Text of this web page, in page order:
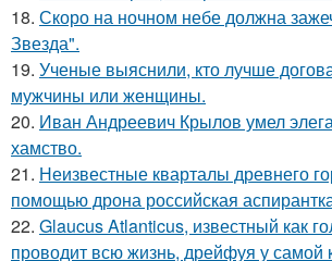
18. Скоро на ночном небе должна
Звезда".
19. Ученые выяснили, кто лучше
мужчины или женщины.
20. Иван Андреевич Крылов умел
хамство.
21. Неизвестные кварталы древнего
помощью дрона российская
22. Glaucus Atlanticus, известный как
проводит всю жизнь, дрейфуя у самой